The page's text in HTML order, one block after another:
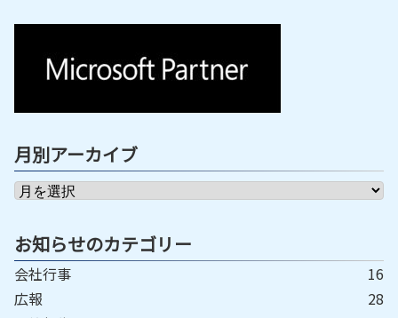
月別アーカイブ
お知らせのカテゴリー
会社行事
16
広報
28